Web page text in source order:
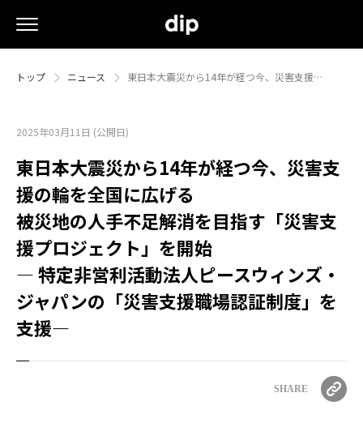
トップ ニュース 東日本大震災から14年が経つ今、災害支援…
2025年03月11日 (公開日)
東日本大震災から14年が経つ今、災害支
援の輪を全国に広げる
被災地の人手不足解消を目指す「災害支
援プロジェクト」を開始
― 特定非営利活動法人ピースウィンズ・
ジャパンの「災害支援職場認証制度」を
支援―
SHARE